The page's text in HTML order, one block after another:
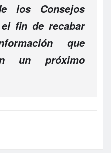
los Consejos
fin de recabar
que
un próximo